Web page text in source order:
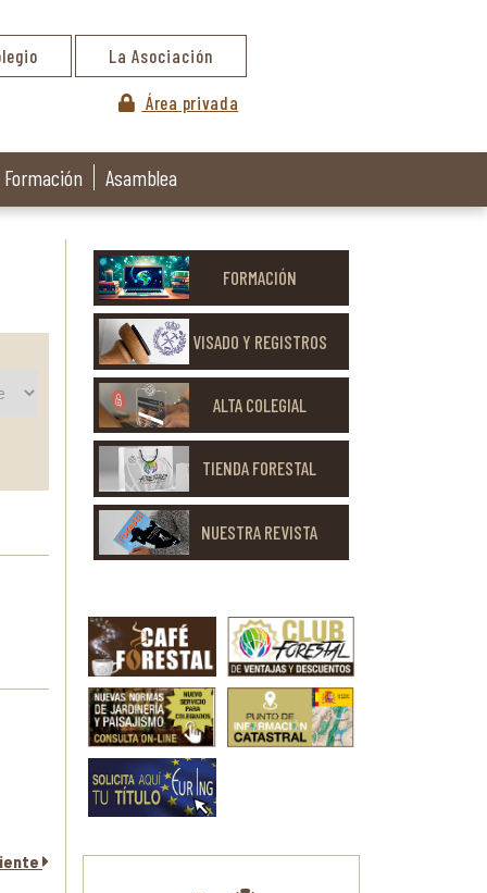
La Asociación
Área privada
Formación Asamblea
FORMACIÓN
VISADO Y REGISTROS
ALTA COLEGIAL
TIENDA FORESTAL
NUESTRA REVISTA